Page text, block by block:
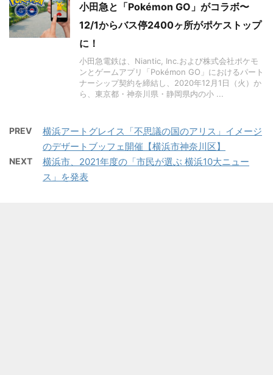
小田急と「Pokémon GO」がコラボ〜
12/1からバス停2400ヶ所がポケストップ
に！
小田急電鉄は、Niantic, Inc.および株式会社ポケモ
ンとゲームアプリ「Pokémon GO」におけるパート
ナーシップ契約を締結し、2020年12月1日（火）か
ら、東京都・神奈川県・静岡県内の小 ...
PREV
横浜アートグレイス「不思議の国のアリス」イメージ
のデザートブッフェ開催【横浜市神奈川区】
NEXT
横浜市、2021年度の「市民が選ぶ 横浜10大ニュー
ス」を発表